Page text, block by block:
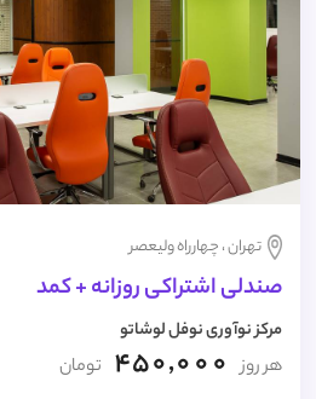
تهران ، چهارراه ولیعصر
صندلی اشتراکی روزانه + کمد
مرکز نوآوری نوفل لوشاتو
هر روز 450,000 تومان